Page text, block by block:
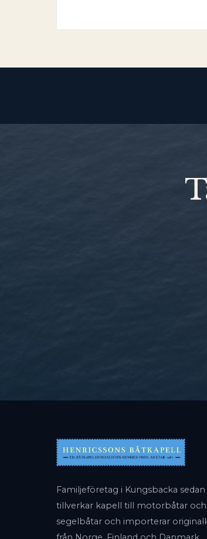
Familjeföretag i Kungsbacka sedan
tillverkar kapell till motorbåtar och
segelbåtar och importerar